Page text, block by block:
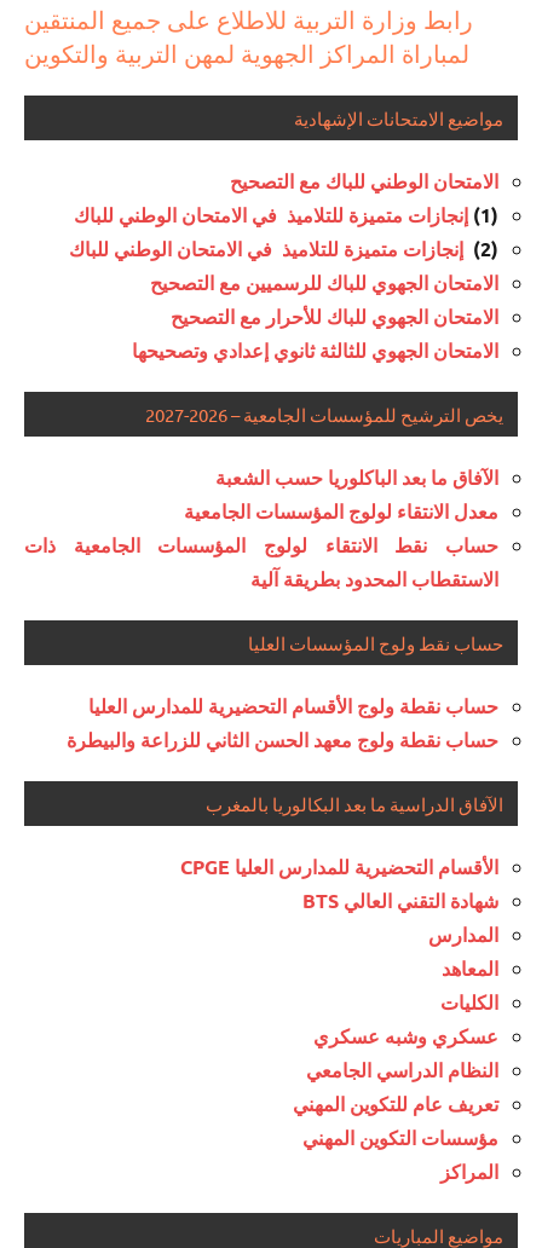
رابط وزارة التربية للاطلاع على جميع المنتقين
لمباراة المراكز الجهوية لمهن التربية والتكوين
مواضيع الامتحانات الإشهادية
الامتحان الوطني للباك مع التصحيح
(1)
إنجازات متميزة للتلاميذ في الامتحان الوطني للباك
(2)
إنجازات متميزة للتلاميذ في الامتحان الوطني للباك
الامتحان الجهوي للباك للرسميين مع التصحيح
الامتحان الجهوي للباك للأحرار مع التصحيح
الامتحان الجهوي للثالثة ثانوي إعدادي وتصحيحها
يخص الترشيح للمؤسسات الجامعية – 2026-2027
الآفاق ما بعد الباكلوريا حسب الشعبة
معدل الانتقاء لولوج المؤسسات الجامعية
حساب نقط الانتقاء لولوج المؤسسات الجامعية ذات
الاستقطاب المحدود بطريقة آلية
حساب نقط ولوج المؤسسات العليا
حساب نقطة ولوج الأقسام التحضيرية للمدارس العليا
حساب نقطة ولوج معهد الحسن الثاني للزراعة والبيطرة
الآفاق الدراسية ما بعد البكالوريا بالمغرب
الأقسام التحضيرية للمدارس العليا CPGE
شهادة التقني العالي BTS
المدارس
المعاهد
الكليات
عسكري وشبه عسكري
النظام الدراسي الجامعي
تعريف عام للتكوين المهني
مؤسسات التكوين المهني
المراكز
مواضيع المباريات